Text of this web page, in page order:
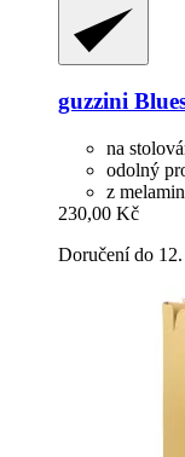
guzzini
na
odolný
z
230,00 Kč
Doručení do 12.